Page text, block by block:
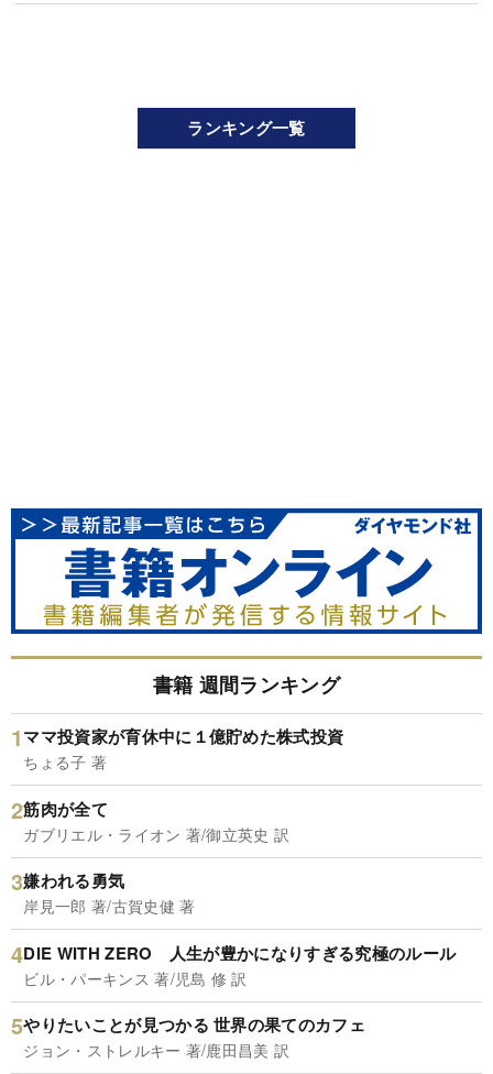
ランキング一覧
書籍 週間ランキング
ママ投資家が育休中に１億貯めた株式投資
ちょる子 著
筋肉が全て
ガブリエル・ライオン 著/御立英史 訳
嫌われる勇気
岸見一郎 著/古賀史健 著
DIE WITH ZERO 人生が豊かになりすぎる究極のルール
ビル・パーキンス 著/児島 修 訳
やりたいことが見つかる 世界の果てのカフェ
ジョン・ストレルキー 著/鹿田昌美 訳